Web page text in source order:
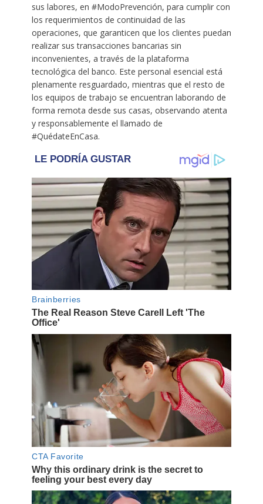
sus labores, en #ModoPrevención, para cumplir con
los requerimientos de continuidad de las
operaciones, que garanticen que los clientes puedan
realizar sus transacciones bancarias sin
inconvenientes, a través de la plataforma
tecnológica del banco. Este personal esencial está
plenamente resguardado, mientras que el resto de
los equipos de trabajo se encuentran laborando de
forma remota desde sus casas, observando atenta
y responsablemente el llamado de
#QuédateEnCasa.